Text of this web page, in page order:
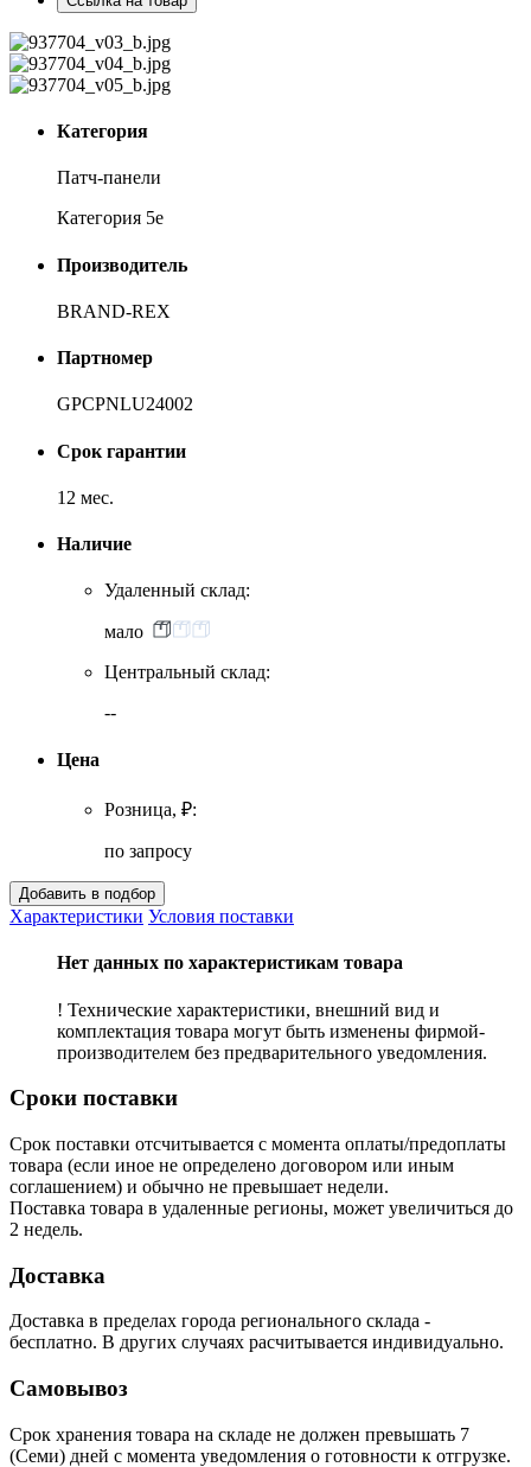
Категория
Патч-панели
Категория 5e
Производитель
BRAND-REX
Партномер
GPCPNLU24002
Срок гарантии
12 мес.
Наличие
Удаленный склад:
мало
Центральный склад:
--
Цена
Розница, ₽:
по запросу
Характеристики Условия поставки
Нет данных по характеристикам товара
! Технические характеристики, внешний вид и
комплектация товара могут быть изменены фирмой-
производителем без предварительного уведомления.
Сроки поставки
Срок поставки отсчитывается с момента оплаты/предоплаты
товара (если иное не определено договором или иным
соглашением) и обычно не превышает недели.
Поставка товара в удаленные регионы, может увеличиться до
2 недель.
Доставка
Доставка в пределах города регионального склада -
бесплатно. В других случаях расчитывается индивидуально.
Самовывоз
Срок хранения товара на складе не должен превышать 7
(Семи) дней с момента уведомления о готовности к отгрузке.